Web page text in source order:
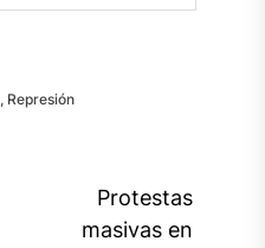
, Represión
Protestas
masivas en